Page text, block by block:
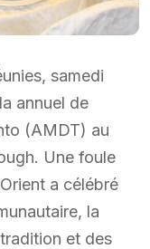
samedi
annuel de
(AMDT) au
Une foule
a célébré
la
et des